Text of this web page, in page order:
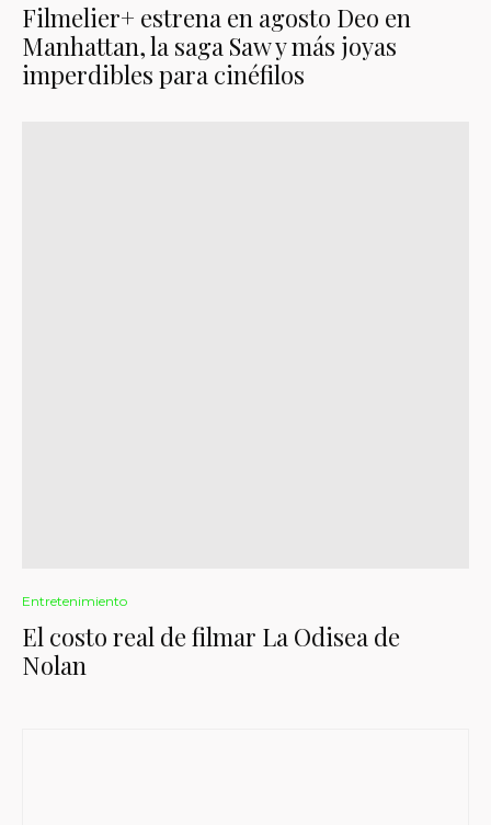
Filmelier+ estrena en agosto Deo en
Manhattan, la saga Saw y más joyas
imperdibles para cinéfilos
Entretenimiento
El costo real de filmar La Odisea de
Nolan